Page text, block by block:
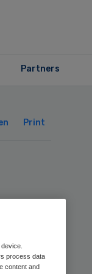
Partners
Print
process data
content and